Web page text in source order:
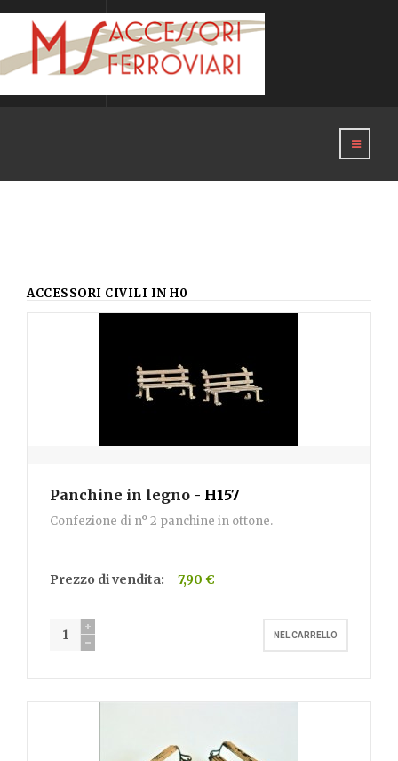
ACCESSORI CIVILI IN H0
Panchine in legno - H157
Confezione di n° 2 panchine in ottone.
Prezzo di vendita: 7,90 €